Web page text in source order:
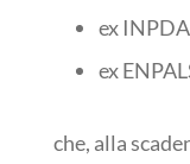
ex
ex
che, alla